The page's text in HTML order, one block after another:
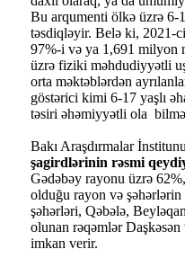
Bu arqumenti ölkə üzrə 6-
təsdiqləyir. Belə ki, 2021-
97%-i və ya 1,691 milyon
üzrə fiziki məhdudiyyətli
orta məktəblərdən
göstərici kimi 6-17 yaşlı
təsiri əhəmiyyətli ola
Bakı Araşdırmalar
şagirdlərinin rəsmi
Gədəbəy rayonu üzrə
olduğu rayon və şəhərlərin
şəhərləri, Qəbələ,
olunan rəqəmlər
imkan verir.